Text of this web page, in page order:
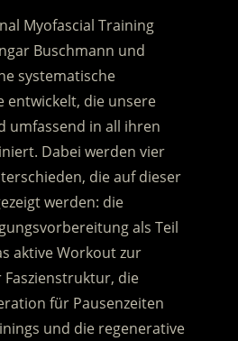
Myofascial Training
Buschmann und
systematische
entwickelt, die unsere
umfassend in all ihren
Dabei werden vier
die auf dieser
werden: die
als Teil
aktive Workout zur
die
für Pausenzeiten
und die regenerative